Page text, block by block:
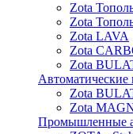
Zota
Zota
Zota LAVA
Zota
Zota
Автоматические
Zota
Zota
Промышленные